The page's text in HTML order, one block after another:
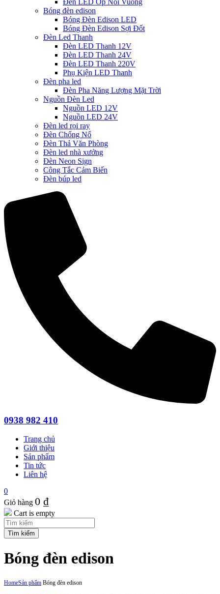
Đèn LED Ốp Nổi Vuông
Bóng đèn edison
Bóng Đèn Edison LED
Bóng Đèn Edison Sợi Đốt
Đèn Led Thanh
Đèn LED Thanh 12V
Đèn LED Thanh 24V
Đèn LED Thanh 220V
Phụ Kiện LED Thanh
Đèn pha led
Đèn Pha Năng Lượng Mặt Trời
Nguồn Đèn Led
Nguồn LED 12V
Nguồn LED 24V
Đèn led rọi ray
Đèn Chống Nổ
Đèn Thả Văn Phòng
Đèn led nhà xưởng
Đèn Neon Sign
Công Tắc Cảm Biến
Đèn búp led
0938 982 410
Trang chủ
Giới thiệu
Sản phẩm
Tin tức
Liên hệ
0
Giỏ hàng 0 ₫
Cart is empty
Bóng đèn edison
HomeSản phẩm Bóng đèn edison